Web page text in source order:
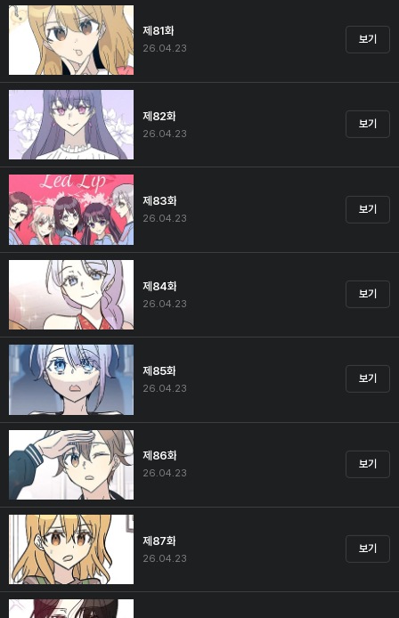
제81화
26.04.23
보기
제82화
26.04.23
보기
제83화
26.04.23
보기
제84화
26.04.23
보기
제85화
26.04.23
보기
제86화
26.04.23
보기
제87화
26.04.23
보기